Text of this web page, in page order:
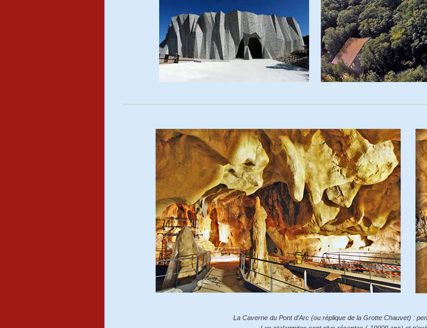
La Caverne du Pont d’Arc (ou réplique de la Grotte Chauvet) :